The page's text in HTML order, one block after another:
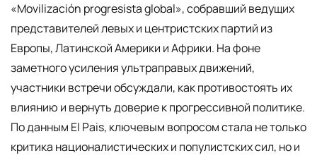
«Movilización progresista global», собравший ведущих
представителей левых и центристских партий из
Европы, Латинской Америки и Африки. На фоне
заметного усиления ультраправых движений,
участники встречи обсуждали, как противостоять их
влиянию и вернуть доверие к прогрессивной политике.
По данным El Pais, ключевым вопросом стала не только
критика националистических и популистских сил, но и